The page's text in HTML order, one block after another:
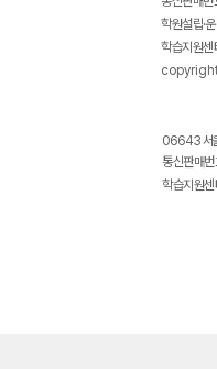
학원설립·
학습지원
06643 서
통신판매
학습지원